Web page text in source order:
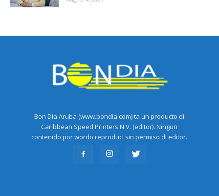
Bon Dia Aruba (www.bondia.com) ta un producto di
Caribbean Speed Printers N.V. (editor). Ningun
contenido por wordo reproduci sin permiso di editor.